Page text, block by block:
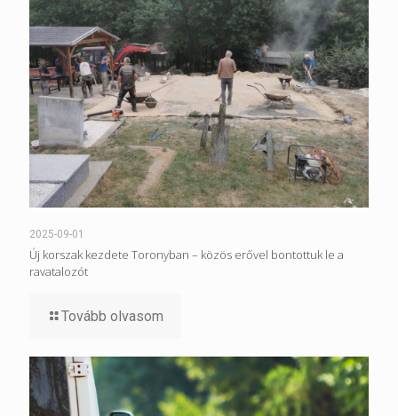
2025-09-01
Új korszak kezdete Toronyban – közös erővel bontottuk le a
ravatalozót
Tovább olvasom